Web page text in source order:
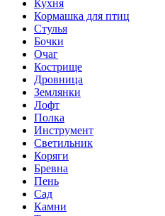
Кухня
Кормашка для птиц
Стулья
Бочки
Очаг
Кострище
Дровница
Землянки
Лофт
Полка
Инструмент
Светильник
Коряги
Бревна
Пень
Сад
Камни